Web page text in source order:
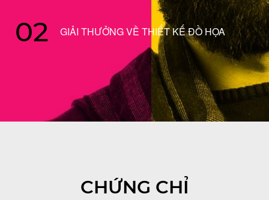
02 GIẢI THƯỞNG VỀ THIẾT KẾ ĐỒ HỌA
CHỨNG CHỈ